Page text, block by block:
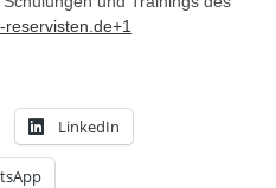
LinkedIn